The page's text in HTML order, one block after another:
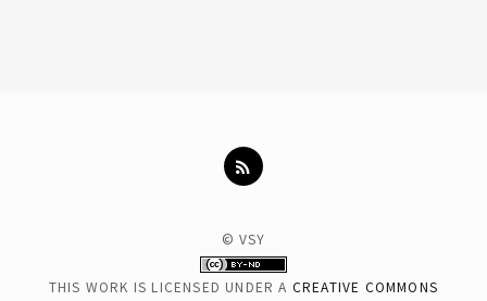
© VSY
THIS WORK IS LICENSED UNDER A CREATIVE COMMONS